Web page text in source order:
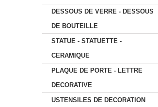
DESSOUS DE VERRE - DESSOUS
DE BOUTEILLE
STATUE - STATUETTE -
CERAMIQUE
PLAQUE DE PORTE - LETTRE
DECORATIVE
USTENSILES DE DECORATION